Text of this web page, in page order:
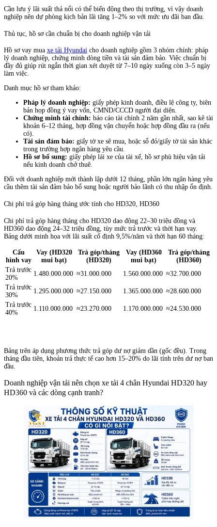
Cần lưu ý lãi suất thả nổi có thể biến động theo thị trường, vì vậy doanh
nghiệp nên dự phòng kịch bản lãi tăng 1–2% so với mức ưu đãi ban đầu.
Thủ tục, hồ sơ cần chuẩn bị cho doanh nghiệp vận tải
Hồ sơ vay mua xe tải Hyundai cho doanh nghiệp gồm 3 nhóm chính: pháp
lý doanh nghiệp, chứng minh dòng tiền và tài sản đảm bảo. Việc chuẩn bị
đầy đủ giúp rút ngắn thời gian xét duyệt từ 7–10 ngày xuống còn 3–5 ngày
làm việc.
Danh mục hồ sơ tham khảo:
Pháp lý doanh nghiệp: giấy phép kinh doanh, điều lệ công ty, biên
bản họp đồng ý vay vốn, CMND/CCCD người đại diện.
Chứng minh tài chính: báo cáo tài chính 2 năm gần nhất, sao kê tài
khoản 6–12 tháng, hợp đồng vận chuyển hoặc hợp đồng đầu ra (nếu
có).
Tài sản đảm bảo: giấy tờ xe sẽ mua, hoặc sổ đỏ/giấy tờ tài sản khác
trong trường hợp ngân hàng yêu cầu.
Hồ sơ bổ sung: giấy phép lái xe của tài xế, hồ sơ phù hiệu vận tải
nếu kinh doanh chở thuê.
Đối với doanh nghiệp mới thành lập dưới 12 tháng, phần lớn ngân hàng yêu
cầu thêm tài sản đảm bảo bổ sung hoặc người bảo lãnh có thu nhập ổn định.
Chi phí trả góp hàng tháng ước tính cho HD320, HD360
Chi phí trả góp hàng tháng cho HD320 dao động 22–30 triệu đồng và
HD360 dao động 24–32 triệu đồng, tùy mức trả trước và thời hạn vay.
Bảng dưới minh họa với lãi suất cố định 9,5%/năm và thời hạn 60 tháng:
Cấu
hình vay
Vay (HD320
mui bạt)
Trả góp/tháng
(HD320)
Vay (HD360
mui bạt)
Trả góp/tháng
(HD360)
Trả trước
20%
1.480.000.000 ≈31.000.000 1.560.000.000 ≈32.700.000
Trả trước
30%
1.295.000.000 ≈27.150.000 1.365.000.000 ≈28.600.000
Trả trước
40%
1.110.000.000 ≈23.270.000 1.170.000.000 ≈24.530.000
Bảng trên áp dụng phương thức trả góp dư nợ giảm dần (gốc đều). Trong
tháng đầu tiên, khoản trả thực tế cao hơn 15–20% do lãi tính trên dư nợ ban
đầu.
Doanh nghiệp vận tải nên chọn xe tải 4 chân Hyundai HD320 hay
HD360 và các dòng cạnh tranh?